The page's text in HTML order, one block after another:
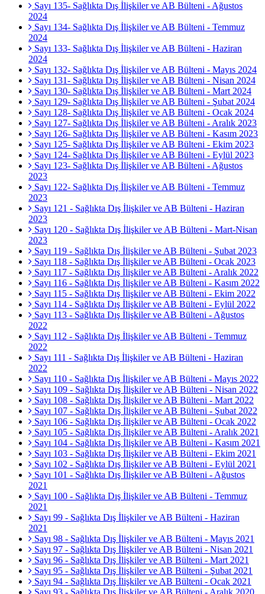
Sayı 135- Sağlıkta Dış İlişkiler ve AB Bülteni - Ağustos
2024
Sayı 134- Sağlıkta Dış İlişkiler ve AB Bülteni - Temmuz
2024
Sayı 133- Sağlıkta Dış İlişkiler ve AB Bülteni - Haziran
2024
Sayı 132- Sağlıkta Dış İlişkiler ve AB Bülteni - Mayıs 2024
Sayı 131- Sağlıkta Dış İlişkiler ve AB Bülteni - Nisan 2024
Sayı 130- Sağlıkta Dış İlişkiler ve AB Bülteni - Mart 2024
Sayı 129- Sağlıkta Dış İlişkiler ve AB Bülteni - Şubat 2024
Sayı 128- Sağlıkta Dış İlişkiler ve AB Bülteni - Ocak 2024
Sayı 127- Sağlıkta Dış İlişkiler ve AB Bülteni - Aralık 2023
Sayı 126- Sağlıkta Dış İlişkiler ve AB Bülteni - Kasım 2023
Sayı 125- Sağlıkta Dış İlişkiler ve AB Bülteni - Ekim 2023
Sayı 124- Sağlıkta Dış İlişkiler ve AB Bülteni - Eylül 2023
Sayı 123- Sağlıkta Dış İlişkiler ve AB Bülteni - Ağustos
2023
Sayı 122- Sağlıkta Dış İlişkiler ve AB Bülteni - Temmuz
2023
Sayı 121 - Sağlıkta Dış İlişkiler ve AB Bülteni - Haziran
2023
Sayı 120 - Sağlıkta Dış İlişkiler ve AB Bülteni - Mart-Nisan
2023
Sayı 119 - Sağlıkta Dış İlişkiler ve AB Bülteni - Şubat 2023
Sayı 118 - Sağlıkta Dış İlişkiler ve AB Bülteni - Ocak 2023
Sayı 117 - Sağlıkta Dış İlişkiler ve AB Bülteni - Aralık 2022
Sayı 116 - Sağlıkta Dış İlişkiler ve AB Bülteni - Kasım 2022
Sayı 115 - Sağlıkta Dış İlişkiler ve AB Bülteni - Ekim 2022
Sayı 114 - Sağlıkta Dış İlişkiler ve AB Bülteni - Eylül 2022
Sayı 113 - Sağlıkta Dış İlişkiler ve AB Bülteni - Ağustos
2022
Sayı 112 - Sağlıkta Dış İlişkiler ve AB Bülteni - Temmuz
2022
Sayı 111 - Sağlıkta Dış İlişkiler ve AB Bülteni - Haziran
2022
Sayı 110 - Sağlıkta Dış İlişkiler ve AB Bülteni - Mayıs 2022
Sayı 109 - Sağlıkta Dış İlişkiler ve AB Bülteni - Nisan 2022
Sayı 108 - Sağlıkta Dış İlişkiler ve AB Bülteni - Mart 2022
Sayı 107 - Sağlıkta Dış İlişkiler ve AB Bülteni - Şubat 2022
Sayı 106 - Sağlıkta Dış İlişkiler ve AB Bülteni - Ocak 2022
Sayı 105 - Sağlıkta Dış İlişkiler ve AB Bülteni - Aralık 2021
Sayı 104 - Sağlıkta Dış İlişkiler ve AB Bülteni - Kasım 2021
Sayı 103 - Sağlıkta Dış İlişkiler ve AB Bülteni - Ekim 2021
Sayı 102 - Sağlıkta Dış İlişkiler ve AB Bülteni - Eylül 2021
Sayı 101 - Sağlıkta Dış İlişkiler ve AB Bülteni - Ağustos
2021
Sayı 100 - Sağlıkta Dış İlişkiler ve AB Bülteni - Temmuz
2021
Sayı 99 - Sağlıkta Dış İlişkiler ve AB Bülteni - Haziran
2021
Sayı 98 - Sağlıkta Dış İlişkiler ve AB Bülteni - Mayıs 2021
Sayı 97 - Sağlıkta Dış İlişkiler ve AB Bülteni - Nisan 2021
Sayı 96 - Sağlıkta Dış İlişkiler ve AB Bülteni - Mart 2021
Sayı 95 - Sağlıkta Dış İlişkiler ve AB Bülteni - Şubat 2021
Sayı 94 - Sağlıkta Dış İlişkiler ve AB Bülteni - Ocak 2021
Sayı 93 - Sağlıkta Dış İlişkiler ve AB Bülteni - Aralık 2020